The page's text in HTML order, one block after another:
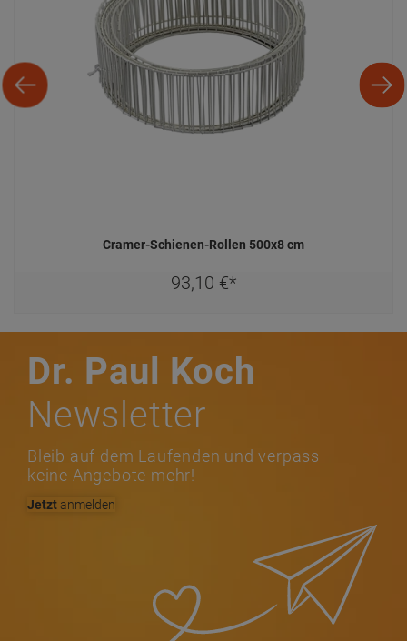
Cramer-Schienen-Rollen 500x8 cm
93,10 €*
Dr. Paul Koch
Newsletter
Bleib auf dem Laufenden und verpass
keine Angebote mehr!
Jetztanmelden